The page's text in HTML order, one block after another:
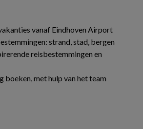
vanaf Eindhoven Airport
strand, stad, bergen
reisbestemmingen en
boeken, met hulp van het team